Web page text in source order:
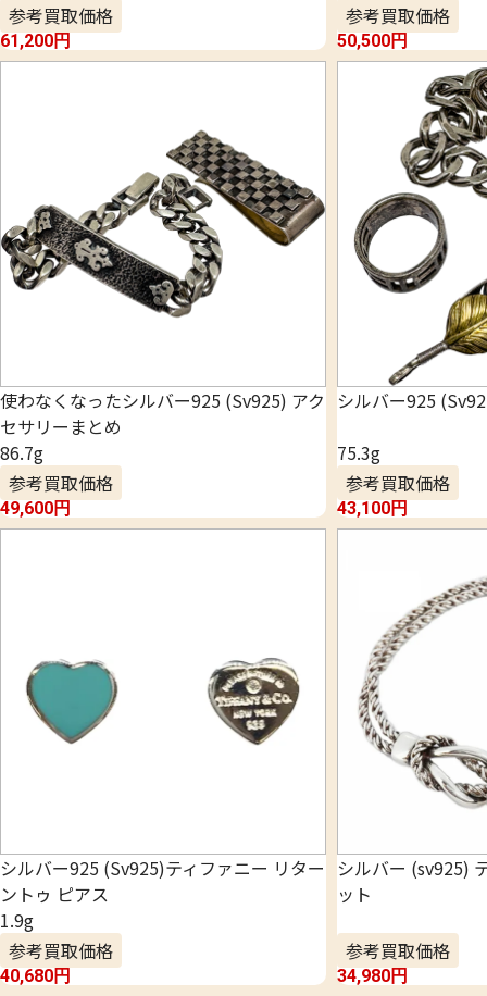
参考買取価格
61,200円
参考買取価格
50,500円
使わなくなったシルバー925 (Sv925) アク
セサリーまとめ
86.7g
参考買取価格
49,600円
シルバー925
75.3g
参考買取価格
43,100円
シルバー925 (Sv925)ティファニー リター
ントゥ ピアス
1.9g
参考買取価格
40,680円
シルバー (sv925)
ット
参考買取価格
34,980円